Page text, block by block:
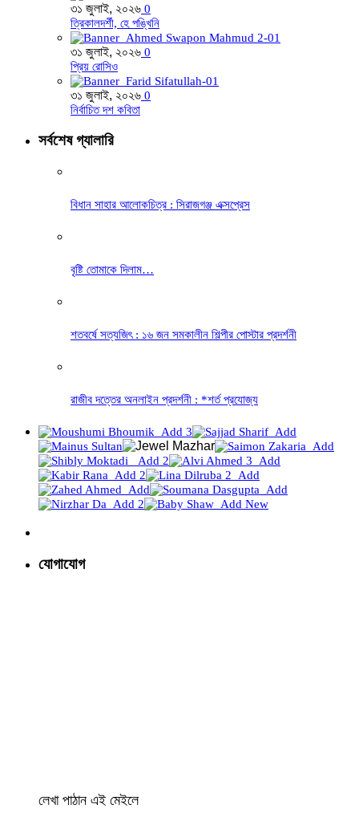
৩১ জুলাই, ২০২৬ 0
ত্রিকালদর্শী, হে পঙ্খিনি
৩১ জুলাই, ২০২৬ 0
প্রিয় রোসিও
৩১ জুলাই, ২০২৬ 0
নির্বাচিত দশ কবিতা
সর্বশেষ গ্যালারি
বিধান সাহার আলোকচিত্র : সিরাজগঞ্জ এক্সপ্রেস
বৃষ্টি তোমাকে দিলাম…
শতবর্ষে সত্যজিৎ : ১৬ জন সমকালীন শিল্পীর পোস্টার প্রদর্শনী
রাজীব দত্তের অনলাইন প্রদর্শনী : *শর্ত প্রযোজ্য
যোগাযোগ
লেখা পাঠান এই মেইলে